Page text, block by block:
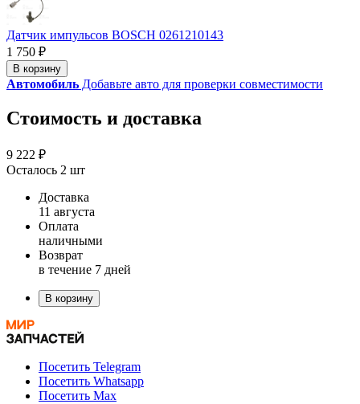
Датчик импульсов BOSCH 0261210143
1 750 ₽
В корзину
Автомобиль Добавьте авто для проверки совместимости
Стоимость и доставка
9 222 ₽
Осталось 2 шт
Доставка
11 августа
Оплата
наличными
Возврат
в течение 7 дней
В корзину
Посетить Telegram
Посетить Whatsapp
Посетить Max